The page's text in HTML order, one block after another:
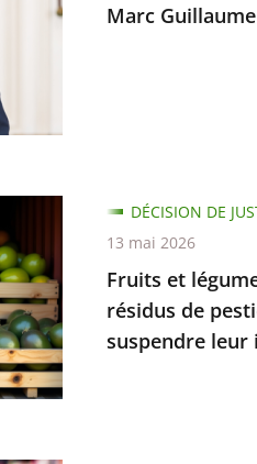
Marc
Fruits et
résidus de
suspendre
DÉCISION DE
13 mai 2026